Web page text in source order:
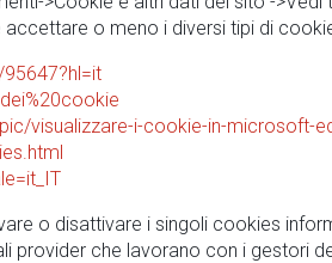
o meno i diversi tipi di
visualizzare-i-cookie-in-microsoft-
o disattivare i singoli cookies
provider che lavorano con i gestori